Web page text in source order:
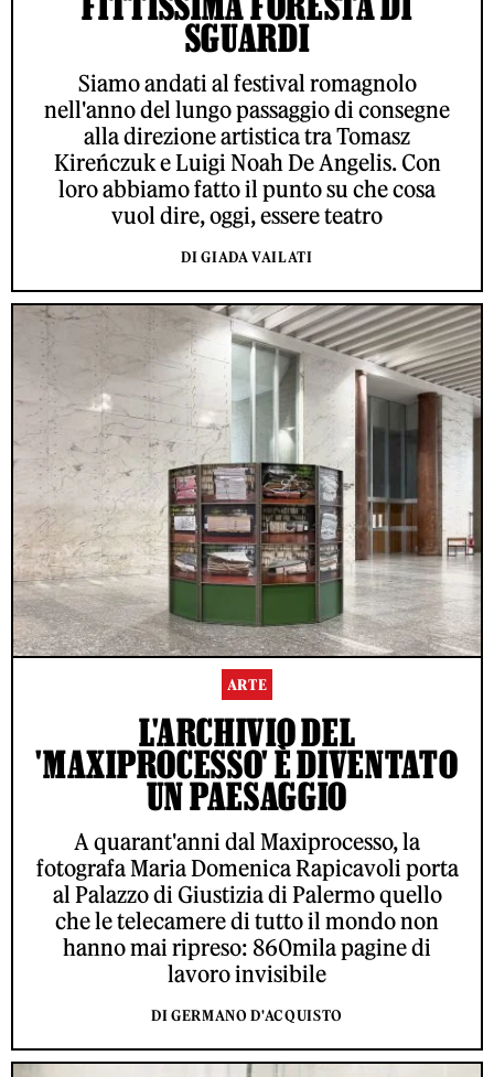
SGUARDI
Siamo andati al festival romagnolo
nell'anno del lungo passaggio di consegne
alla direzione artistica tra Tomasz
Kireńczuk e Luigi Noah De Angelis. Con
loro abbiamo fatto il punto su che cosa
vuol dire, oggi, essere teatro
DI GIADA VAILATI
ARTE
L'ARCHIVIO DEL
'MAXIPROCESSO' È DIVENTATO
UN PAESAGGIO
A quarant'anni dal Maxiprocesso, la
fotografa Maria Domenica Rapicavoli porta
al Palazzo di Giustizia di Palermo quello
che le telecamere di tutto il mondo non
hanno mai ripreso: 860mila pagine di
lavoro invisibile
DI GERMANO D'ACQUISTO